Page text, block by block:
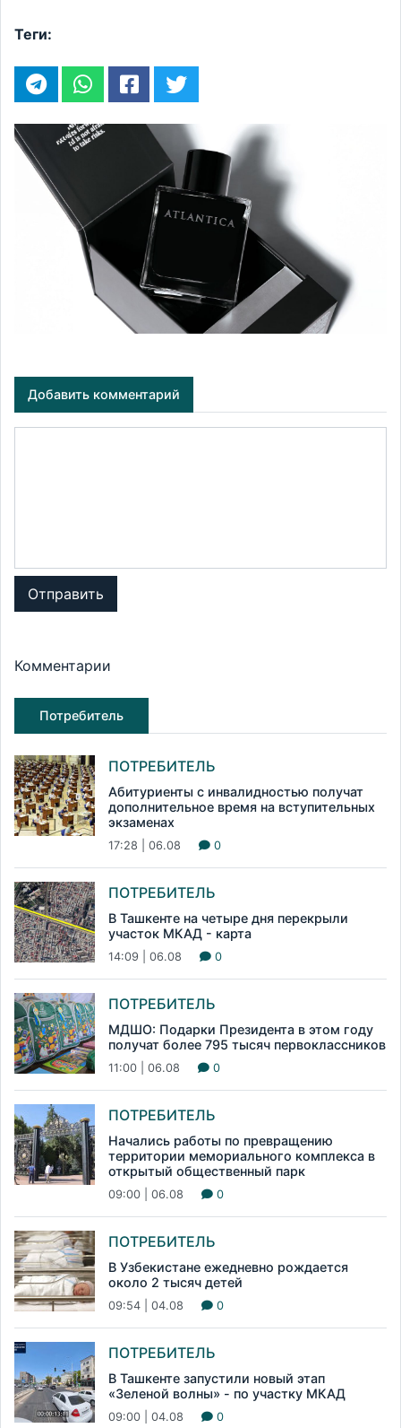
Теги:
Добавить комментарий
Отправить
Комментарии
Потребитель
ПОТРЕБИТЕЛЬ
Абитуриенты с инвалидностью получат
дополнительное время на вступительных
экзаменах
17:28 | 06.08 0
ПОТРЕБИТЕЛЬ
В Ташкенте на четыре дня перекрыли
участок МКАД - карта
14:09 | 06.08 0
ПОТРЕБИТЕЛЬ
МДШО: Подарки Президента в этом году
получат более 795 тысяч первоклассников
11:00 | 06.08 0
ПОТРЕБИТЕЛЬ
Начались работы по превращению
территории мемориального комплекса в
открытый общественный парк
09:00 | 06.08 0
ПОТРЕБИТЕЛЬ
В Узбекистане ежедневно рождается
около 2 тысяч детей
09:54 | 04.08 0
ПОТРЕБИТЕЛЬ
В Ташкенте запустили новый этап
«Зеленой волны» - по участку МКАД
09:00 | 04.08 0